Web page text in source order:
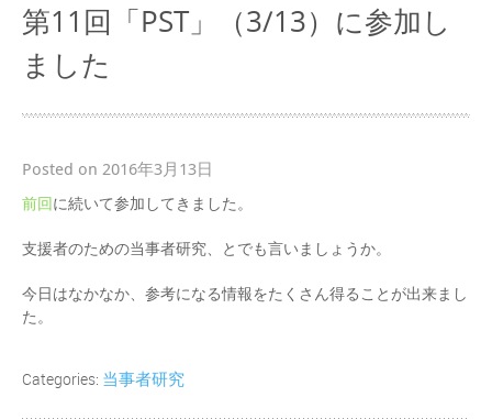
第11回「PST」（3/13）に参加し
ました
Posted on 2016年3月13日
前回に続いて参加してきました。
支援者のための当事者研究、とでも言いましょうか。
今日はなかなか、参考になる情報をたくさん得ることが出来まし
た。
Categories: 当事者研究